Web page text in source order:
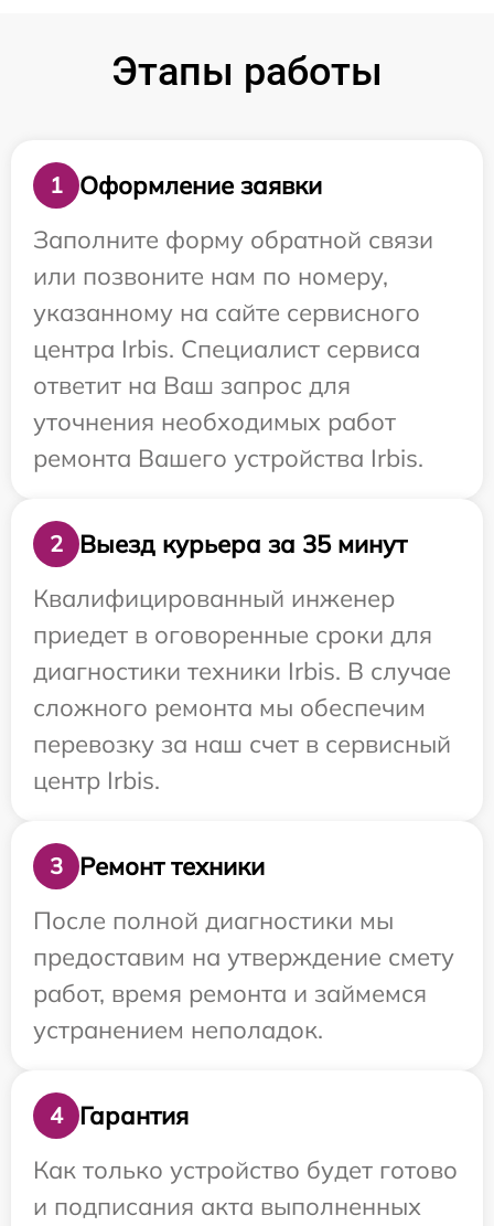
Этапы работы
1
Оформление заявки
Заполните форму обратной связи
или позвоните нам по номеру,
указанному на сайте сервисного
центра Irbis. Специалист сервиса
ответит на Ваш запрос для
уточнения необходимых работ
ремонта Вашего устройства Irbis.
2
Выезд курьера за 35 минут
Квалифицированный инженер
приедет в оговоренные сроки для
диагностики техники Irbis. В случае
сложного ремонта мы обеспечим
перевозку за наш счет в сервисный
центр Irbis.
3
Ремонт техники
После полной диагностики мы
предоставим на утверждение смету
работ, время ремонта и займемся
устранением неполадок.
4
Гарантия
Как только устройство будет готово
и подписания акта выполненных